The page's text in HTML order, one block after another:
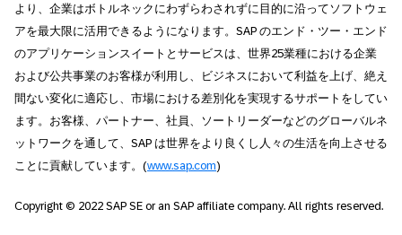
より、企業はボトルネックにわずらわされずに目的に沿ってソフトウェ
アを最大限に活用できるようになります。SAP のエンド・ツー・エンド
のアプリケーションスイートとサービスは、世界25業種における企業
および公共事業のお客様が利用し、ビジネスにおいて利益を上げ、絶え
間ない変化に適応し、市場における差別化を実現するサポートをしてい
ます。お客様、パートナー、社員、ソートリーダーなどのグローバルネ
ットワークを通して、SAP は世界をより良くし人々の生活を向上させる
ことに貢献しています。(www.sap.com)
Copyright © 2022 SAP SE or an SAP affiliate company. All rights reserved.